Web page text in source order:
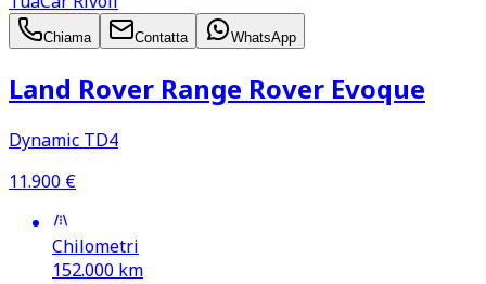
Chiama Contatta WhatsApp
Land Rover Range Rover Evoque
Dynamic TD4
11.900 €
Chilometri
152.000 km